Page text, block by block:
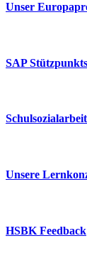
Unser
SAP
Unsere
HSBK Feedback